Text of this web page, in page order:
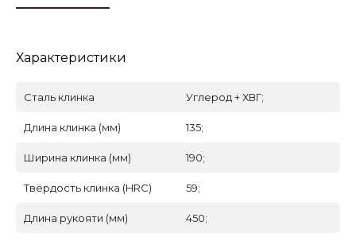
Характеристики
Сталь клинка Углерод + ХВГ;
Длина клинка (мм) 135;
Ширина клинка (мм) 190;
Твёрдость клинка (HRC) 59;
Длина рукояти (мм) 450;